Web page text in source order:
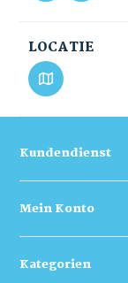
LOCATIE
Kundendienst
Mein Konto
Kategorien